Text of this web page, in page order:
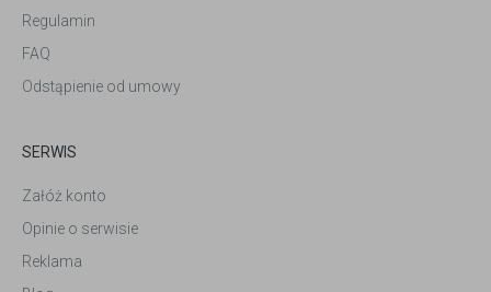
Regulamin
FAQ
Odstąpienie od umowy
SERWIS
Załóż konto
Opinie o serwisie
Reklama